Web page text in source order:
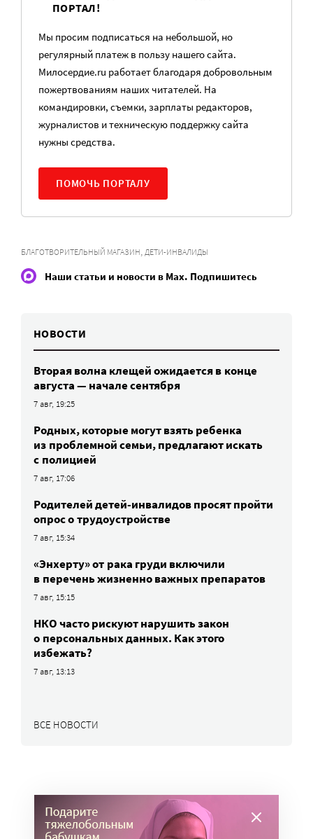
ПОРТАЛ!
Мы просим подписаться на небольшой, но
регулярный платеж в пользу нашего сайта.
Милосердие.ru работает благодаря добровольным
пожертвованиям наших читателей. На
командировки, съемки, зарплаты редакторов,
журналистов и техническую поддержку сайта
нужны средства.
ПОМОЧЬ ПОРТАЛУ
БЛАГОТВОРИТЕЛЬНЫЙ МАГАЗИН, ДЕТИ-ИНВАЛИДЫ
Наши статьи и новости в Max. Подпишитесь
НОВОСТИ
Вторая волна клещей ожидается в конце
августа — начале сентября
7 авг, 19:25
Родных, которые могут взять ребенка
из проблемной семьи, предлагают искать
с полицией
7 авг, 17:06
Родителей детей-инвалидов просят пройти
опрос о трудоустройстве
7 авг, 15:34
«Энхерту» от рака груди включили
в перечень жизненно важных препаратов
7 авг, 15:15
НКО часто рискуют нарушить закон
о персональных данных. Как этого
избежать?
7 авг, 13:13
ВСЕ НОВОСТИ